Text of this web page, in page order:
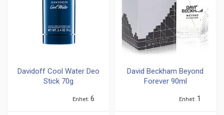
Davidoff Cool Water Deo
Stick 70g
Enhet 6
David Beckham Beyond
Forever 90ml
Enhet 1